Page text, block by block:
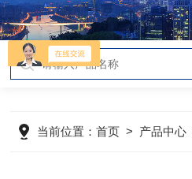
当前位置：首页 > 产品中心